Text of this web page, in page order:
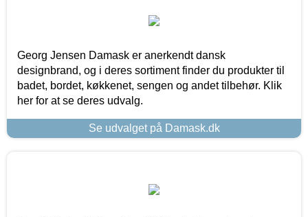
Georg Jensen Damask er anerkendt dansk
designbrand, og i deres sortiment finder du produkter til
badet, bordet, køkkenet, sengen og andet tilbehør. Klik
her for at se deres udvalg.
Se udvalget på Damask.dk